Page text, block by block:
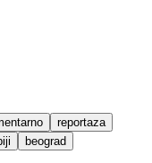
reportaza
beograd